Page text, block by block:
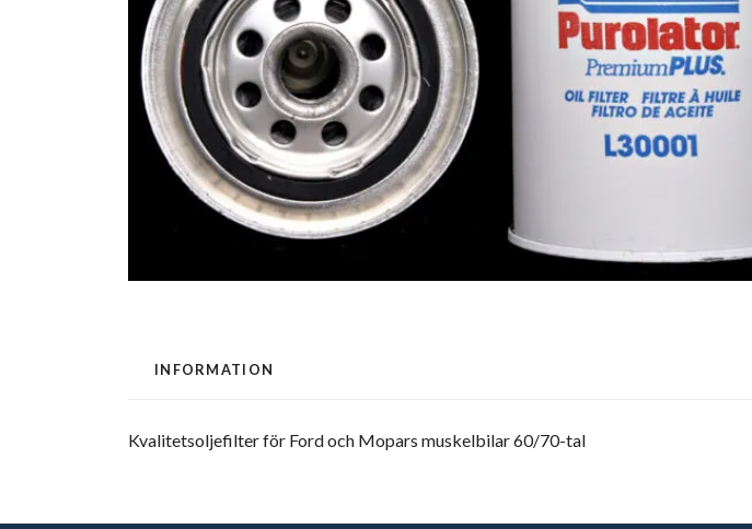
INFORMATION
Kvalitetsoljefilter för Ford och Mopars muskelbilar 60/70-tal